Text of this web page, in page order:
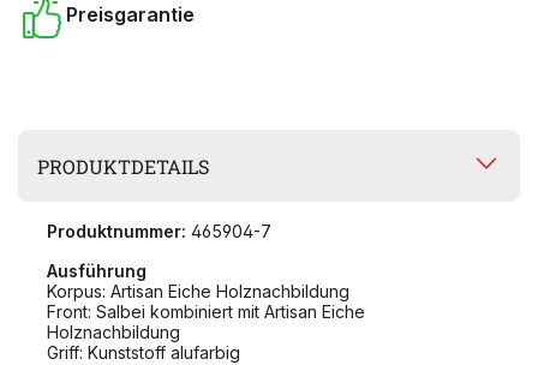
Preisgarantie
PRODUKTDETAILS
Produktnummer: 465904-7
Ausführung
Korpus: Artisan Eiche Holznachbildung
Front: Salbei kombiniert mit Artisan Eiche
Holznachbildung
Griff: Kunststoff alufarbig